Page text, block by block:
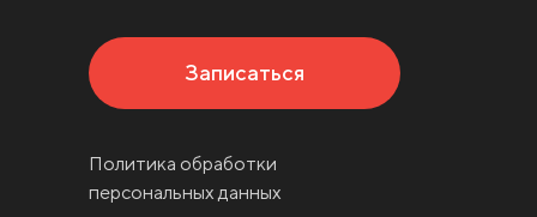
Записаться
Политика обработки
персональных данных